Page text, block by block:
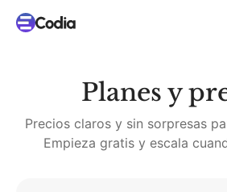
Planes y
Precios claros y sin sorpresas
Empieza gratis y escala